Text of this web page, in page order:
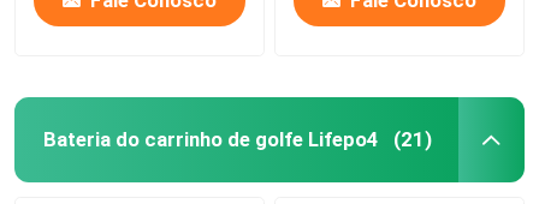
Bateria do carrinho de golfe Lifepo4 (21)